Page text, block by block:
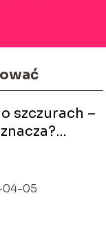
szczurach –
04-05